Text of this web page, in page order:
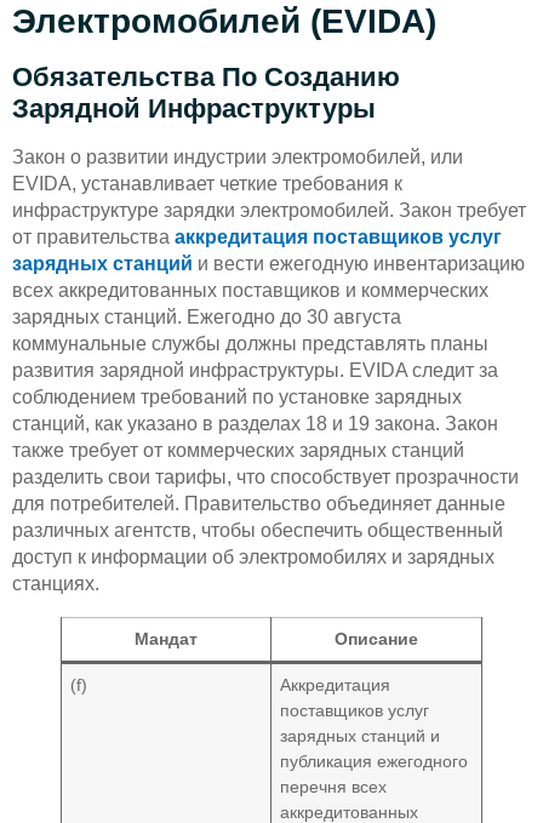
Электромобилей (EVIDA)
Обязательства По Созданию
Зарядной Инфраструктуры
Закон о развитии индустрии электромобилей, или
EVIDA, устанавливает четкие требования к
инфраструктуре зарядки электромобилей. Закон требует
от правительства аккредитация поставщиков услуг
зарядных станций и вести ежегодную инвентаризацию
всех аккредитованных поставщиков и коммерческих
зарядных станций. Ежегодно до 30 августа
коммунальные службы должны представлять планы
развития зарядной инфраструктуры. EVIDA следит за
соблюдением требований по установке зарядных
станций, как указано в разделах 18 и 19 закона. Закон
также требует от коммерческих зарядных станций
разделить свои тарифы, что способствует прозрачности
для потребителей. Правительство объединяет данные
различных агентств, чтобы обеспечить общественный
доступ к информации об электромобилях и зарядных
станциях.
Мандат Описание
(f)
Аккредитация
поставщиков услуг
зарядных станций и
публикация ежегодного
перечня всех
аккредитованных